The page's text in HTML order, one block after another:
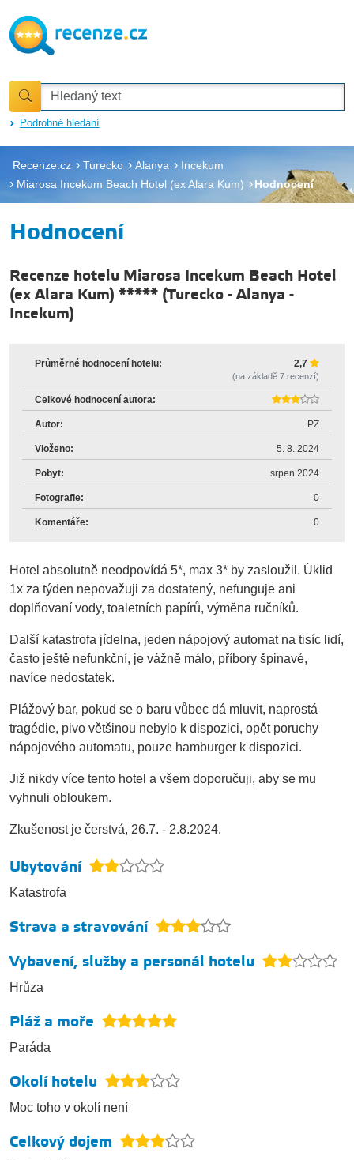
Podrobné hledání
Recenze.cz Turecko Alanya
Incekum
Miarosa Incekum Beach Hotel (ex Alara Kum)
Hodnocení
Hodnocení
Recenze hotelu Miarosa Incekum Beach Hotel
(ex Alara Kum) ***** (Turecko -Alanya -
Incekum)
Průměrné hodnocení hotelu: 2,7
(na základě 7 recenzí)
Celkové hodnocení autora:
Autor: PZ
Vloženo: 5. 8. 2024
Pobyt: srpen 2024
Fotografie: 0
Komentáře: 0
Hotel absolutně neodpovídá 5*, max 3* by zasloužil. Úklid
1x za týden nepovažuji za dostatený, nefunguje ani
doplňovaní vody, toaletních papírů, výměna ručníků.
Další katastrofa jídelna, jeden nápojový automat na tisíc lidí,
často ještě nefunkční, je vážně málo, příbory špinavé,
navíce nedostatek.
Plážový bar, pokud se o baru vůbec dá mluvit, naprostá
tragédie, pivo většinou nebylo k dispozici, opět poruchy
nápojového automatu, pouze hamburger k dispozici.
Již nikdy více tento hotel a všem doporučuji, aby se mu
vyhnuli obloukem.
Zkušenost je čerstvá, 26.7. - 2.8.2024.
Ubytování
Katastrofa
Strava a stravování
Vybavení, služby a personál hotelu
Hrůza
Pláž a moře
Paráda
Okolí hotelu
Moc toho v okolí není
Celkový dojem